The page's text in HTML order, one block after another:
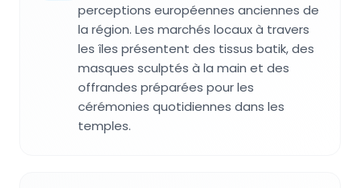
perceptions européennes anciennes de
la région. Les marchés locaux à travers
les îles présentent des tissus batik, des
masques sculptés à la main et des
offrandes préparées pour les
cérémonies quotidiennes dans les
temples.